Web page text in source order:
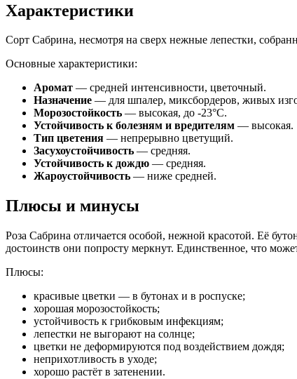
Характеристики
Сорт Сабрина, несмотря на сверх нежные лепестки,
Основные характеристики:
Аромат — средней интенсивности, цветочный.
Назначение — для шпалер, миксбордеров, живых
Морозостойкость — высокая, до -23°С.
Устойчивость к болезням и вредителям — высокая.
Тип цветения — непрерывно цветущий.
Засухоустойчивость — средняя.
Устойчивость к дождю — средняя.
Жароустойчивость — ниже средней.
Плюсы и минусы
Роза Сабрина отличается особой, нежной красотой. Её
достоинств они попросту меркнут. Единственное, что
Плюсы:
красивые цветки — в бутонах и в роспуске;
хорошая морозостойкость;
устойчивость к грибковым инфекциям;
лепестки не выгорают на солнце;
цветки не деформируются под воздействием дождя;
неприхотливость в уходе;
хорошо растёт в затенении.